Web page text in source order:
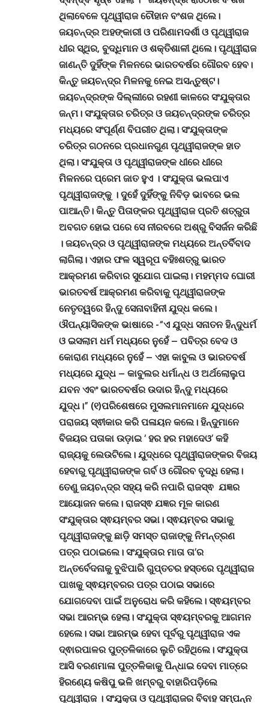
ଥିଲାବେଳେ ପୃଥ୍ୱୀରାଜ ଚୌହାନ ବଂଶଜ ଥିଲେ।
ଜୟଚନ୍ଦ୍ର ଅହଙ୍କାରୀ ଓ ପରିଣାମଦର୍ଶୀ ଓ ପୃଥ୍ୱୀରାଜ
ଧୀର ସ୍ଥିର, ବୁଦ୍ଧିମାନ ଓ ଶକ୍ତିଶାଳୀ ଥିଲେ। ପୃଥ୍ୱୀରାଜ
ଜାଣନ୍ତି ଦୁହିଁଙ୍କ ମିଳନରେ ଭାରତବର୍ଷର ଗୌରବ ହେବ।
କିନ୍ତୁ ଜୟଚନ୍ଦ୍ର ମିଳନକୁ ନେଇ ଅସନ୍ତୁଷ୍ଟ।
ଜୟଚନ୍ଦ୍ରଙ୍କ ଦିଲ୍ଲୀରେ ରହଣୀ କାଳରେ ସଂଯୁକ୍ତାର
ଜନ୍ମ। ସଂଯୁକ୍ତାର ଚରିତ୍ର ଓ ଜୟଚନ୍ଦ୍ରଙ୍କ ଚରିତ୍ର
ମଧ୍ୟରେ ସଂପୂର୍ଣ୍ଣ ବିପରୀତ ଥିଲା। ସଂଯୁକ୍ତାଙ୍କ
ଚରିତ୍ର ଗଠନରେ ପ୍ରଧାନଗୁଣ ପୃଥ୍ୱୀରାଜଙ୍କ ହାତ
ଥିଲା। ସଂଯୁକ୍ତା ଓ ପୃଥ୍ୱୀରାଜଙ୍କ ଧୀରେ ଧୀରେ
ମିଳନରେ ପ୍ରେମ ଜାତ ହୁଏ । ସଂଯୁକ୍ତା ଭଲପାଏ
ପୃଥ୍ୱୀରାଜଙ୍କୁ । ଦୁହେଁ ଦୁହିଁଙ୍କୁ ନିବିଡ଼ ଭାବରେ ଭଲ
ପାଆନ୍ତି। କିନ୍ତୁ ପିତାଙ୍କର ପୃଥ୍ୱୀରାଜ ପ୍ରତି ଶତ୍ରୁତା
ଅବଗତ ହୋଇ ପରେ ସେ ନୀରବରେ ଅଶ୍ରୁ ବିସର୍ଜନ କରିଛି
। ଜୟଚନ୍ଦ୍ର ଓ ପୃଥ୍ୱୀରାଜଙ୍କ ମଧ୍ୟରେ ଅନ୍ତର୍ବିବାଦ
ଲାଗିଲା। ଏହାର ଫଳ ସ୍ୱରୂପ ବହିଃଶତ୍ରୁ ଭାରତ
ଆକ୍ରମଣ କରିବାର ସୁଯୋଗ ପାଇଲା। ମହମ୍ମଦ ଘୋରୀ
ଭାରତବର୍ଷ ଆକ୍ରମଣ କରିବାକୁ ପୃଥ୍ୱୀରାଜଙ୍କ
ନେତୃତ୍ୱରେ ହିନ୍ଦୁ ସେନାବାହିନୀ ଯୁଦ୍ଧ କଲେ।
ଔପନ୍ୟାସିକଙ୍କ ଭାଷାରେ -“ଏ ଯୁଦ୍ଧ ସନାତନ ହିନ୍ଦୁଧର୍ମ
ଓ ଇସଲାମ ଧର୍ମ ମଧ୍ୟରେ ନୁହେଁ – ପବିତ୍ର ବେଦ ଓ
କୋରାଣ ମଧ୍ୟରେ ନୁହେଁ – ଏହା କାବୁଲ ଓ ଭାରତବର୍ଷ
ମଧ୍ୟରେ ଯୁଦ୍ଧ – କାବୁଲର ଧର୍ମାନ୍ଧ ଓ ଅର୍ଥଲୋଲୁପ
ଯବନ ଏବଂ ଭାରତବର୍ଷର ଉଦାର ହିନ୍ଦୁ ମଧ୍ୟରେ
ଯୁଦ୍ଧ।” (୧)ପରିଶେଷରେ ମୁସଲମାନମାନେ ଯୁଦ୍ଧରେ
ପରାଜୟ ସ୍ଵୀକାର କରି ପଳାୟନ କଲେ। ହିନ୍ଦୁମାନେ
ବିଜୟର ପତାକା ଉଡ଼ାଇ ‘ ହର ହର ମହାଦେଓ’ କହି
ରାଜ୍ୟକୁ ଲେଉଟିଲେ। ଯୁଦ୍ଧରେ ପୃଥ୍ୱୀରାଜଙ୍କର ବିଜୟ
ହେବାରୁ ପୃଥ୍ୱୀରାଜଙ୍କ ଗର୍ବ ଓ ଗୌରବ ବୃଦ୍ଧି ହେଲା।
ତେଣୁ ଜୟଚନ୍ଦ୍ର ସହ୍ୟ କରି ନପାରି ରାଜସ୍ଵ ଯଜ୍ଞର
ଆୟୋଜନ କଲେ। ରାଜସ୍ଵ ଯଜ୍ଞର ମୂଳ କାରଣ
ସଂଯୁକ୍ତାର ସ୍ଵୟମ୍ବର ସଭା। ସ୍ଵୟମ୍ବର ସଭାକୁ
ପୃଥ୍ୱୀରାଜଙ୍କୁ ଛାଡ଼ି ସମସ୍ତ ରାଜାଙ୍କୁ ନିମନ୍ତ୍ରଣ
ପତ୍ର ପଠାଇଲେ। ସଂଯୁକ୍ତାର ମାତା ତା’ର
ଅନ୍ତର୍ବେଦନାକୁ ବୁଝିପାରି ଗୁପ୍ତଚର ହସ୍ତରେ ପୃଥ୍ୱୀରାଜ
ପାଖକୁ ସ୍ଵୟମ୍ବରର ପତ୍ର ପଠାଇ ସଭାରେ
ଯୋଗଦେବା ପାଇଁ ଅନୁରୋଧ କରି କହିଲେ। ସ୍ଵୟମ୍ବର
ସଭା ଆରମ୍ଭ ହେଲା। ସଂଯୁକ୍ତା ସ୍ଵୟମ୍ବରକୁ ଆଗମନ
ହେଲେ। ସଭା ଆରମ୍ଭ ହେବା ପୂର୍ବରୁ ପୃଥ୍ୱୀରାଜ ଏକ
ଦ୍ଵାରପାଳର ପୁତ୍ତଳିକାରେ ଲୁଚି ରହିଥିଲେ। ସଂଯୁକ୍ତା
ଆସି ବରଣମାଳା ପୁତ୍ତଳିକାକୁ ପିନ୍ଧାଇ ଦେବା ମାତ୍ରେ
ହିରଣ୍ୟେ କଷିପୁ ଭଳି ଖମ୍ବରୁ ବାହାରିପଡ଼ିଲେ
ପୃଥ୍ୱୀରାଜ । ସଂଯୁକ୍ତା ଓ ପୃଥ୍ୱୀରାଜର ବିବାହ ସମ୍ପନ୍ନ